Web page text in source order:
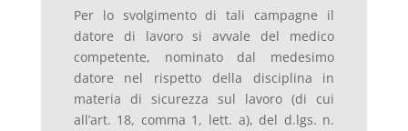
Per lo svolgimento di tali campagne il
datore di lavoro si avvale del medico
competente, nominato dal medesimo
datore nel rispetto della disciplina in
materia di sicurezza sul lavoro (di cui
all’art. 18, comma 1, lett. a), del d.lgs. n.